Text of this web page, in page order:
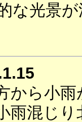
な光景
から小
雨混じ